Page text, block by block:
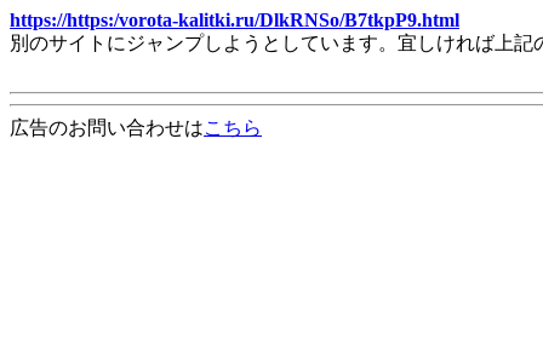
https://https:/vorota-kalitki.ru/DlkRNSo/B7tkpP9.html
別のサイトにジャンプしようとしています。宜しければ上
広告のお問い合わせはこちら